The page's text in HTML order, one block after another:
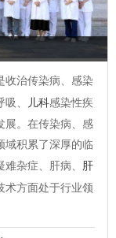
收治传染病、感染
、
儿科感染性疾
展。在传染病、感
域积累了深厚的临
杂症、肝病、 肝
术方面处于行业领